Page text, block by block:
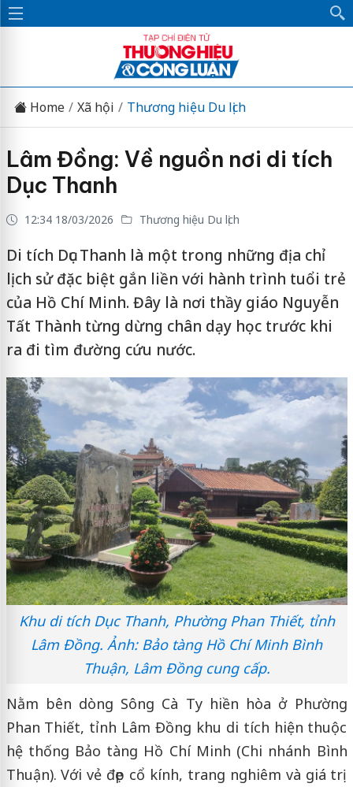
Home Xã hội Thương hiệu Du lịch
Lâm Đồng: Về nguồn nơi di tích
Dục Thanh
12:34 18/03/2026 Thương hiệu Du lịch
Di tích Dục Thanh là một trong những địa chỉ
lịch sử đặc biệt gắn liền với hành trình tuổi trẻ
của Hồ Chí Minh. Đây là nơi thầy giáo Nguyễn
Tất Thành từng dừng chân dạy học trước khi
ra đi tìm đường cứu nước.
Khu di tích Dục Thanh, Phường Phan Thiết, tỉnh
Lâm Đồng. Ảnh: Bảo tàng Hồ Chí Minh Bình
Thuận, Lâm Đồng cung cấp.
Nằm bên dòng Sông Cà Ty hiền hòa ở Phường
Phan Thiết, tỉnh Lâm Đồng khu di tích hiện thuộc
hệ thống Bảo tàng Hồ Chí Minh (Chi nhánh Bình
Thuận). Với vẻ đẹp cổ kính, trang nghiêm và giá trị